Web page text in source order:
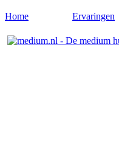
Home Ervaringen